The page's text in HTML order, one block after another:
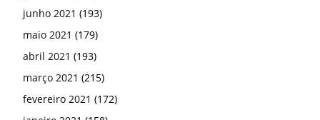
junho 2021 (193)
maio 2021 (179)
abril 2021 (193)
março 2021 (215)
fevereiro 2021 (172)